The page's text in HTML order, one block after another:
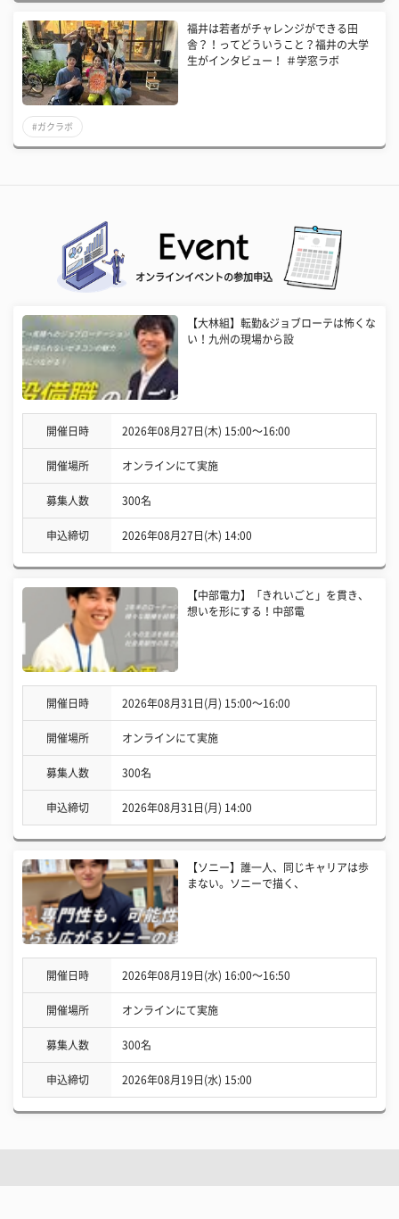
福井は若者がチャレンジができる田
舎？！ってどういうこと？福井の大学
生がインタビュー！ ＃学窓ラボ
#ガクラボ
オンラインイベントの参加申込
【大林組】転勤&ジョブローテは怖くな
い！九州の現場から設
開催日時 2026年08月27日(木) 15:00〜16:00
開催場所 オンラインにて実施
募集人数 300名
申込締切 2026年08月27日(木) 14:00
【中部電力】「きれいごと」を貫き、
想いを形にする！中部電
開催日時 2026年08月31日(月) 15:00〜16:00
開催場所 オンラインにて実施
募集人数 300名
申込締切 2026年08月31日(月) 14:00
【ソニー】誰一人、同じキャリアは歩
まない。ソニーで描く、
開催日時 2026年08月19日(水) 16:00〜16:50
開催場所 オンラインにて実施
募集人数 300名
申込締切 2026年08月19日(水) 15:00